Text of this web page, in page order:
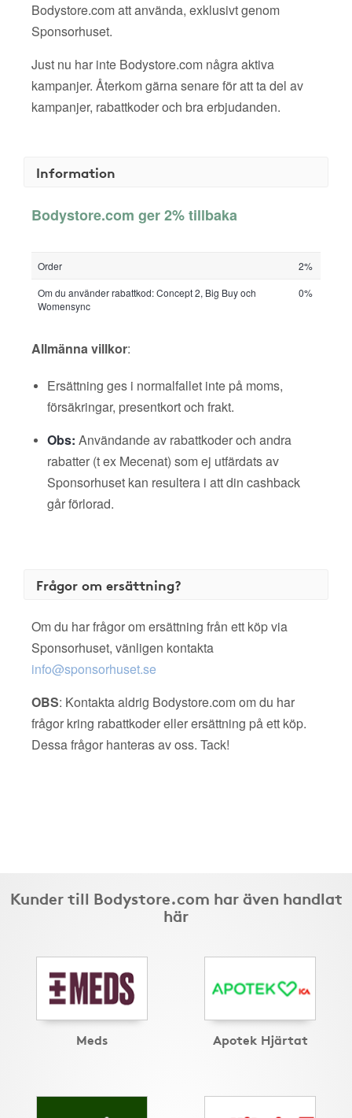
Bodystore.com att använda, exklusivt genom
Sponsorhuset.
Just nu har inte Bodystore.com några aktiva
kampanjer. Återkom gärna senare för att ta del av
kampanjer, rabattkoder och bra erbjudanden.
Information
Bodystore.com ger 2% tillbaka
Order
2%
Om du använder rabattkod: Concept 2, Big Buy och
Womensync
0%
Allmänna villkor:
Ersättning ges i normalfallet inte på moms,
försäkringar, presentkort och frakt.
Obs: Användande av rabattkoder och andra
rabatter (t ex Mecenat) som ej utfärdats av
Sponsorhuset kan resultera i att din cashback
går förlorad.
Frågor om ersättning?
Om du har frågor om ersättning från ett köp via
Sponsorhuset, vänligen kontakta
info@sponsorhuset.se
OBS: Kontakta aldrig Bodystore.com om du har
frågor kring rabattkoder eller ersättning på ett köp.
Dessa frågor hanteras av oss. Tack!
Kunder till Bodystore.com har även handlat
här
Meds Apotek Hjärtat